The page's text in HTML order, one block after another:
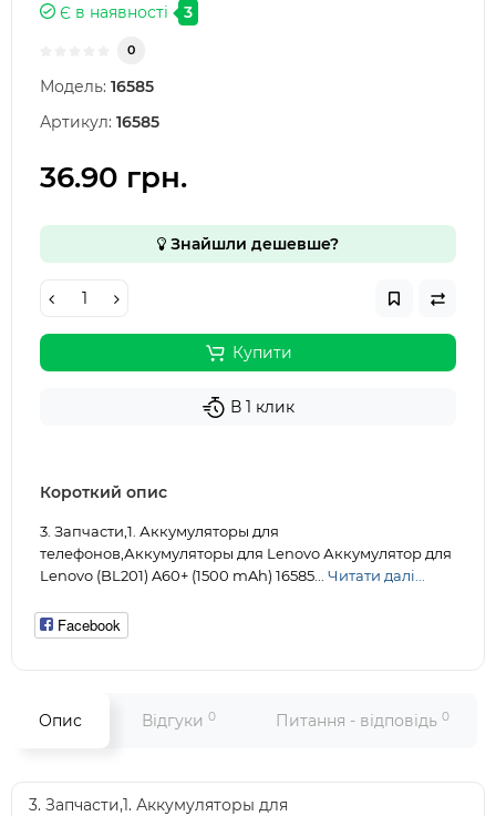
Є в наявності 3
0
Модель: 16585
Артикул: 16585
36.90 грн.
Знайшли дешевше?
Купити
В 1 клик
Короткий опис
3. Запчасти,1. Аккумуляторы для
телефонов,Аккумуляторы для Lenovo Аккумулятор для
Lenovo (BL201) A60+ (1500 mAh) 16585... Читати далі...
Facebook
Опис Відгуки 0 Питання - відповідь 0
3. Запчасти,1. Аккумуляторы для